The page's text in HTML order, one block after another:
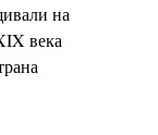
на
века